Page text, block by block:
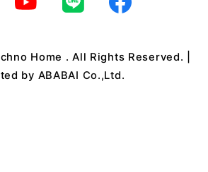
Home . All Rights Reserved. |
by ABABAI Co.,Ltd.